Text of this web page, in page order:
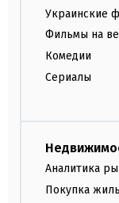
Украинские
Фильмы на
Комедии
Сериалы
Аналитика
Покупка